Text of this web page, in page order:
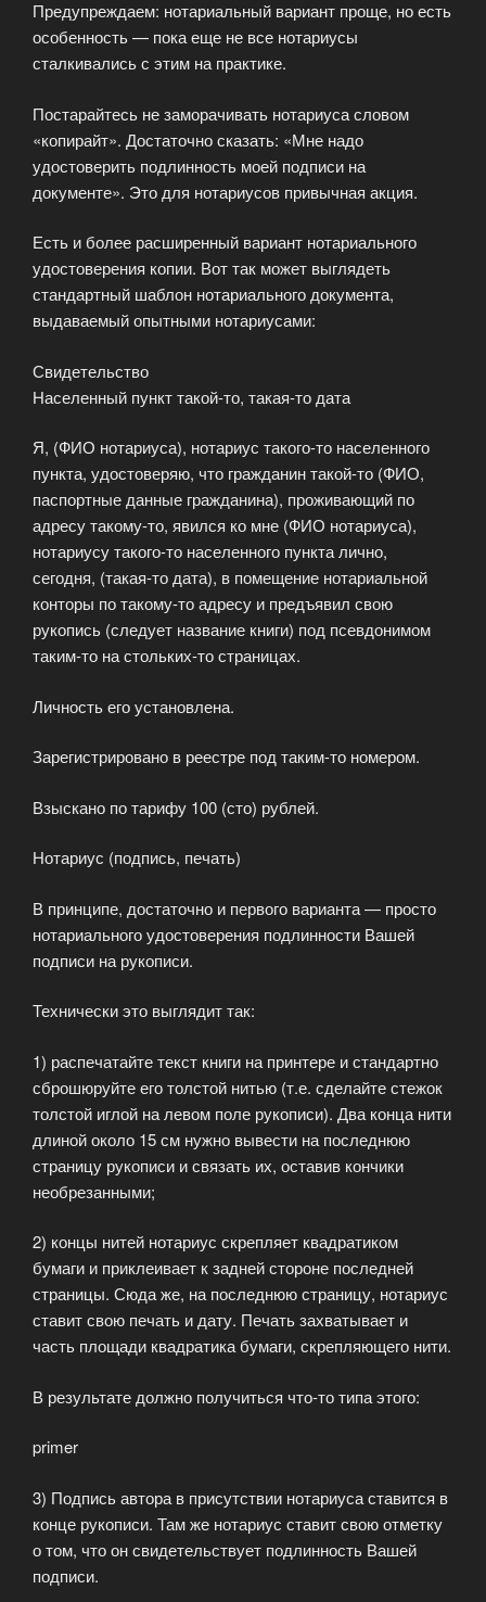
Предупреждаем: нотариальный вариант проще, но есть
особенность — пока еще не все нотариусы
сталкивались с этим на практике.
Постарайтесь не заморачивать нотариуса словом
«копирайт». Достаточно сказать: «Мне надо
удостоверить подлинность моей подписи на
документе». Это для нотариусов привычная акция.
Есть и более расширенный вариант нотариального
удостоверения копии. Вот так может выглядеть
стандартный шаблон нотариального документа,
выдаваемый опытными нотариусами:
Свидетельство
Населенный пункт такой-то, такая-то дата
Я, (ФИО нотариуса), нотариус такого-то населенного
пункта, удостоверяю, что гражданин такой-то (ФИО,
паспортные данные гражданина), проживающий по
адресу такому-то, явился ко мне (ФИО нотариуса),
нотариусу такого-то населенного пункта лично,
сегодня, (такая-то дата), в помещение нотариальной
конторы по такому-то адресу и предъявил свою
рукопись (следует название книги) под псевдонимом
таким-то на стольких-то страницах.
Личность его установлена.
Зарегистрировано в реестре под таким-то номером.
Взыскано по тарифу 100 (сто) рублей.
Нотариус (подпись, печать)
В принципе, достаточно и первого варианта — просто
нотариального удостоверения подлинности Вашей
подписи на рукописи.
Технически это выглядит так:
1) распечатайте текст книги на принтере и стандартно
сброшюруйте его толстой нитью (т.е. сделайте стежок
толстой иглой на левом поле рукописи). Два конца нити
длиной около 15 см нужно вывести на последнюю
страницу рукописи и связать их, оставив кончики
необрезанными;
2) концы нитей нотариус скрепляет квадратиком
бумаги и приклеивает к задней стороне последней
страницы. Сюда же, на последнюю страницу, нотариус
ставит свою печать и дату. Печать захватывает и
часть площади квадратика бумаги, скрепляющего нити.
В результате должно получиться что-то типа этого:
primer
3) Подпись автора в присутствии нотариуса ставится в
конце рукописи. Там же нотариус ставит свою отметку
о том, что он свидетельствует подлинность Вашей
подписи.